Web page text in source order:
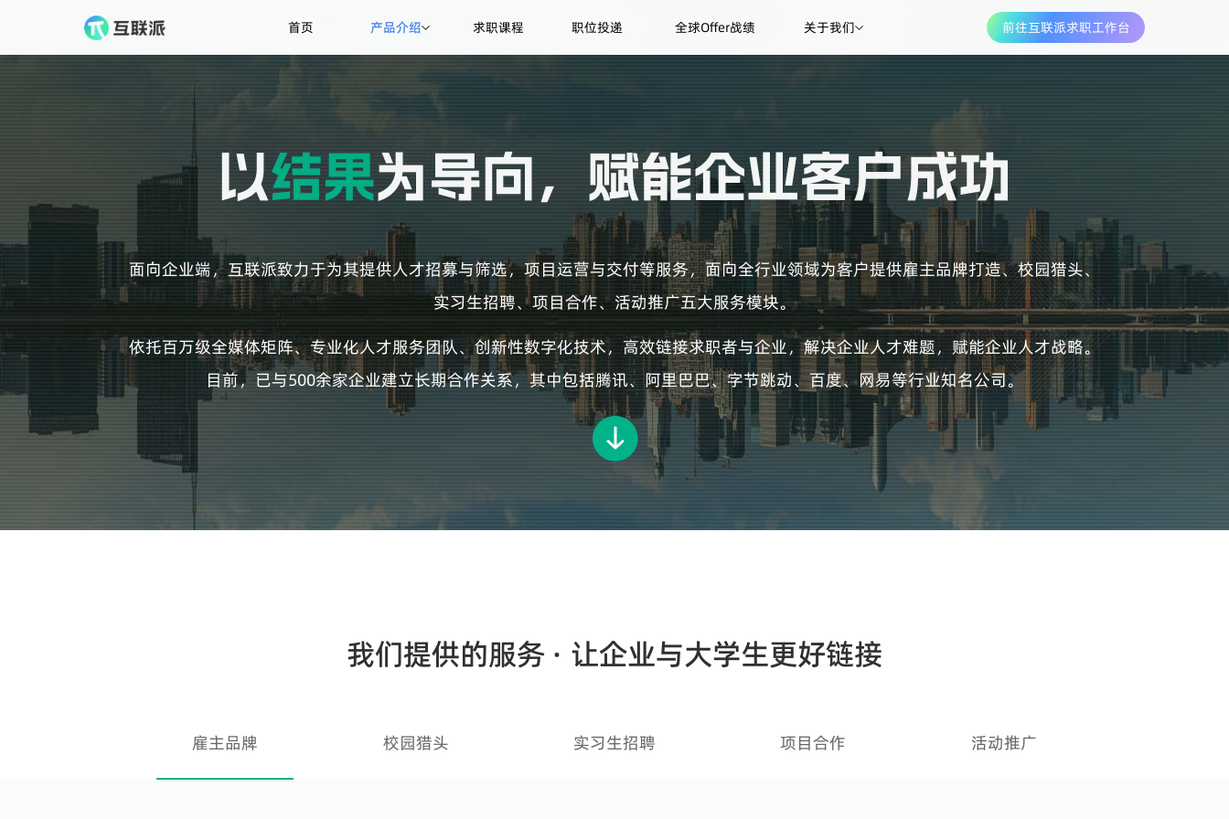
首页 产品介绍 求职课程 职位投递 全球Offer战绩 关于我们 前往互联派求职工作台
面向企业端，互联派致力于为其提供人才招募与筛选，项目运营与交付等服务，面向全行业领域为客户提供雇主品牌打造、校园猎头、
实习生招聘、项目合作、活动推广五大服务模块。
依托百万级全媒体矩阵、专业化人才服务团队、创新性数字化技术，高效链接求职者与企业，解决企业人才难题，赋能企业人才战略。
目前，已与500余家企业建立长期合作关系，其中包括腾讯、阿里巴巴、字节跳动、百度、网易等行业知名公司。
我们提供的服务 · 让企业与大学生更好链接
雇主品牌 校园猎头 实习生招聘 项目合作 活动推广